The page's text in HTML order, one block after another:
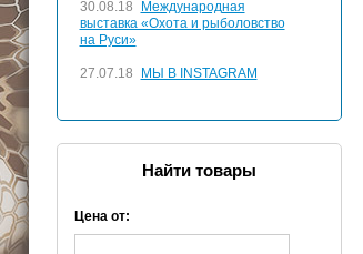
30.08.18
Международная
выставка «Охота и рыболовство
на Руси»
27.07.18 МЫ В INSTAGRAM
Найти товары
Цена от: